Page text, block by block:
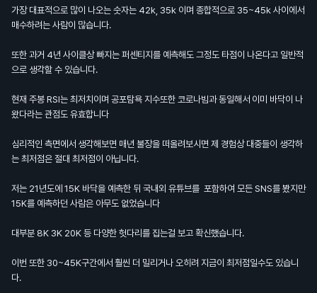
가장 대표적으로 많이 나오는 숫자는 42k, 35k 이며 종합적으로 35~45k 사이에서
매수하려는 사람이 많습니다.
또한 과거 4년 사이클상 빠지는 퍼센티지를 예측해도 그정도 타점이 나온다고 일반적
으로 생각할 수 있습니다.
현재 주봉 RSI는 최저치이며 공포탐욕 지수또한 코로나빔과 동일해서 이미 바닥이 나
왔다라는 관점도 유효합니다
심리적인 측면에서 생각해보면 매년 불장을 떠올려보시면 제 경험상 대중들이 생각하
는 최저점은 절대 최저점이 아닙니다.
저는 21년도에 15K 바닥을 예측한 뒤 국내외 유튜브를 포함하여 모든 SNS를 봤지만
15K를 예측하던 사람은 아무도 없었습니다
대부분 8K 3K 20K 등 다양한 헛다리를 집는걸 보고 확신했습니다.
이번 또한 30~45K구간에서 훨씬 더 밀리거나 오히려 지금이 최저점일수도 있습니
다.